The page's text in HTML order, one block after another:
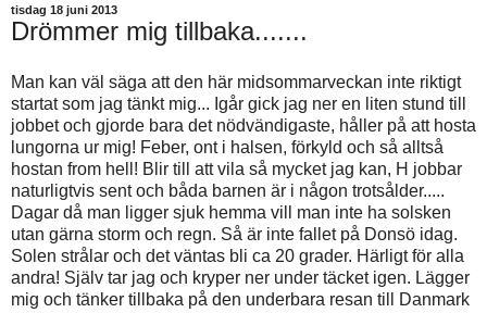
tisdag 18 juni 2013
Drömmer mig tillbaka.......
Man kan väl säga att den här midsommarveckan inte riktigt
startat som jag tänkt mig... Igår gick jag ner en liten stund till
jobbet och gjorde bara det nödvändigaste, håller på att hosta
lungorna ur mig! Feber, ont i halsen, förkyld och så alltså
hostan from hell! Blir till att vila så mycket jag kan, H jobbar
naturligtvis sent och båda barnen är i någon trotsålder.....
Dagar då man ligger sjuk hemma vill man inte ha solsken
utan gärna storm och regn. Så är inte fallet på Donsö idag.
Solen strålar och det väntas bli ca 20 grader. Härligt för alla
andra! Själv tar jag och kryper ner under täcket igen. Lägger
mig och tänker tillbaka på den underbara resan till Danmark